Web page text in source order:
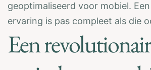
geoptimaliseerd voor mobiel.
ervaring is pas compleet als die
Een